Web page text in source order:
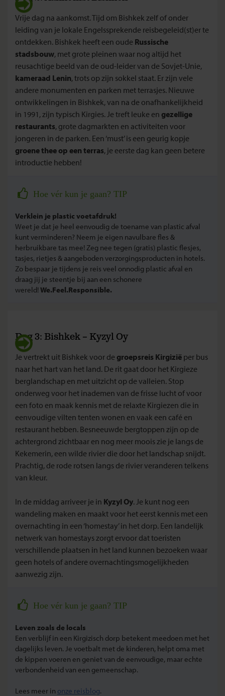
Vrije dag na aankomst. Tijd om Bishkek zelf of onder
leiding van je lokale Engelssprekende reisbegeleid(st)er te
ontdekken. Bishkek heeft een oude Russische
stadsbouw, met grote pleinen waar nog altijd het
reusachtige beeld van de oud-leider van de Sovjet-Unie,
kameraad Lenin, trots op zijn sokkel staat. Er zijn vele
andere monumenten en parken met terrasjes. Nieuwe
ontwikkelingen in Bishkek, van na de onafhankelijkheid
in 1991, zijn typisch Kirgies. Je treft leuke en gezellige
restaurants, grote dagmarkten en activiteiten voor
jongeren in de parken. Een ‘must’ is een geurig kopje
groene thee op een terras, je eerste dag kan geen betere
introductie hebben!
Hoe vér kun je gaan? TIP
Verklein je plastic voetafdruk!
Weet je dat je heel eenvoudig de toename van plastic afval
kunt verminderen? Neem je eigen navulbare fles &
herbruikbare tas mee! Zeg nee tegen (gratis) plastic flesjes,
tasjes, rietjes & aangeboden verzorgingsproducten in hotels.
Zo bespaar je tijdens je reis veel onnodig plastic afval en
draag jij je steentje bij aan een schonere
wereld! We.Feel.Responsible.
Dag 3: Bishkek – Kyzyl Oy
Je vertrekt uit Bishkek voor de groepsreis Kirgizië per bus
naar het hart van het land. De rit gaat door het Kirgieze
berglandschap en met uitzicht op de valleien. Stop
onderweg voor het inademen van de frisse lucht of voor
een foto en maak kennis met de relaxte Kirgiezen die in
eenvoudige vilten tenten wonen en vaak een café en
restaurant hebben. Besneeuwde bergtoppen zijn op de
achtergrond zichtbaar en nog meer moois zie je langs de
Kekemerin, een wilde rivier die door het landschap snijdt.
Prachtig, de rode rotsen langs de rivier veranderen telkens
van kleur.
In de middag arriveer je in Kyzyl Oy. Je kunt nog een
wandeling maken en maakt voor het eerst kennis met een
overnachting in een ‘homestay’ in het dorp. Een landelijk
netwerk van homestays zorgt ervoor dat toeristen
verschillende plaatsen in het land kunnen bezoeken waar
geen hotels of andere overnachtingsmogelijkheden
aanwezig zijn.
Hoe vér kun je gaan? TIP
Leven zoals de locals
Een verblijf in een Kirgizisch dorp betekent meedoen met het
dagelijks leven. Je voetbalt met de kinderen, helpt oma met
de kippen voeren en geniet van de eenvoudige, maar echte
verbondenheid van een gemeenschap.
Lees meer in onze reisblog.